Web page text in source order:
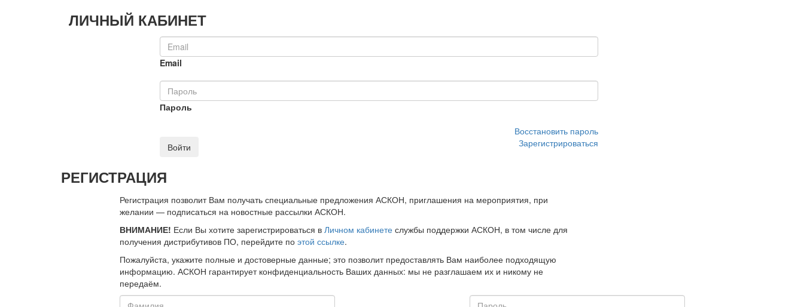
ЛИЧНЫЙ КАБИНЕТ
Email
Пароль
Восстановить пароль
Войти
Зарегистрироваться
РЕГИСТРАЦИЯ
Регистрация позволит Вам получать специальные предложения АСКОН, приглашения на мероприятия, при
желании — подписаться на новостные рассылки АСКОН.
ВНИМАНИЕ! Если Вы хотите зарегистрироваться в Личном кабинетеслужбы поддержки АСКОН, в том числе для
получения дистрибутивов ПО, перейдите по этой ссылке.
Пожалуйста, укажите полные и достоверные данные; это позволит предоставлять Вам наиболее подходящую
информацию. АСКОН гарантирует конфиденциальность Ваших данных: мы не разглашаем их и никому не
передаём.